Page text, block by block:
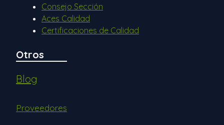
Consejo Sección
Aces Calidad
Certificaciones de Calidad
Otros
Blog
Proveedores